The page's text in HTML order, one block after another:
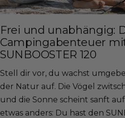
Frei und unabhängig:
Campingabenteuer
SUNBOOSTER 120
Stell dir vor, du wachst
der Natur auf. Die Vögel
und die Sonne scheint sanft
etwas anders: Du hast den